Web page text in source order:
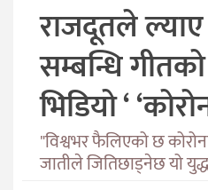
राजदूतले ल्याए
सम्बन्धि
भिडियो ‘
"विश्वभर फैलिएको छ
जातीले जितिछाड्नेछ यो